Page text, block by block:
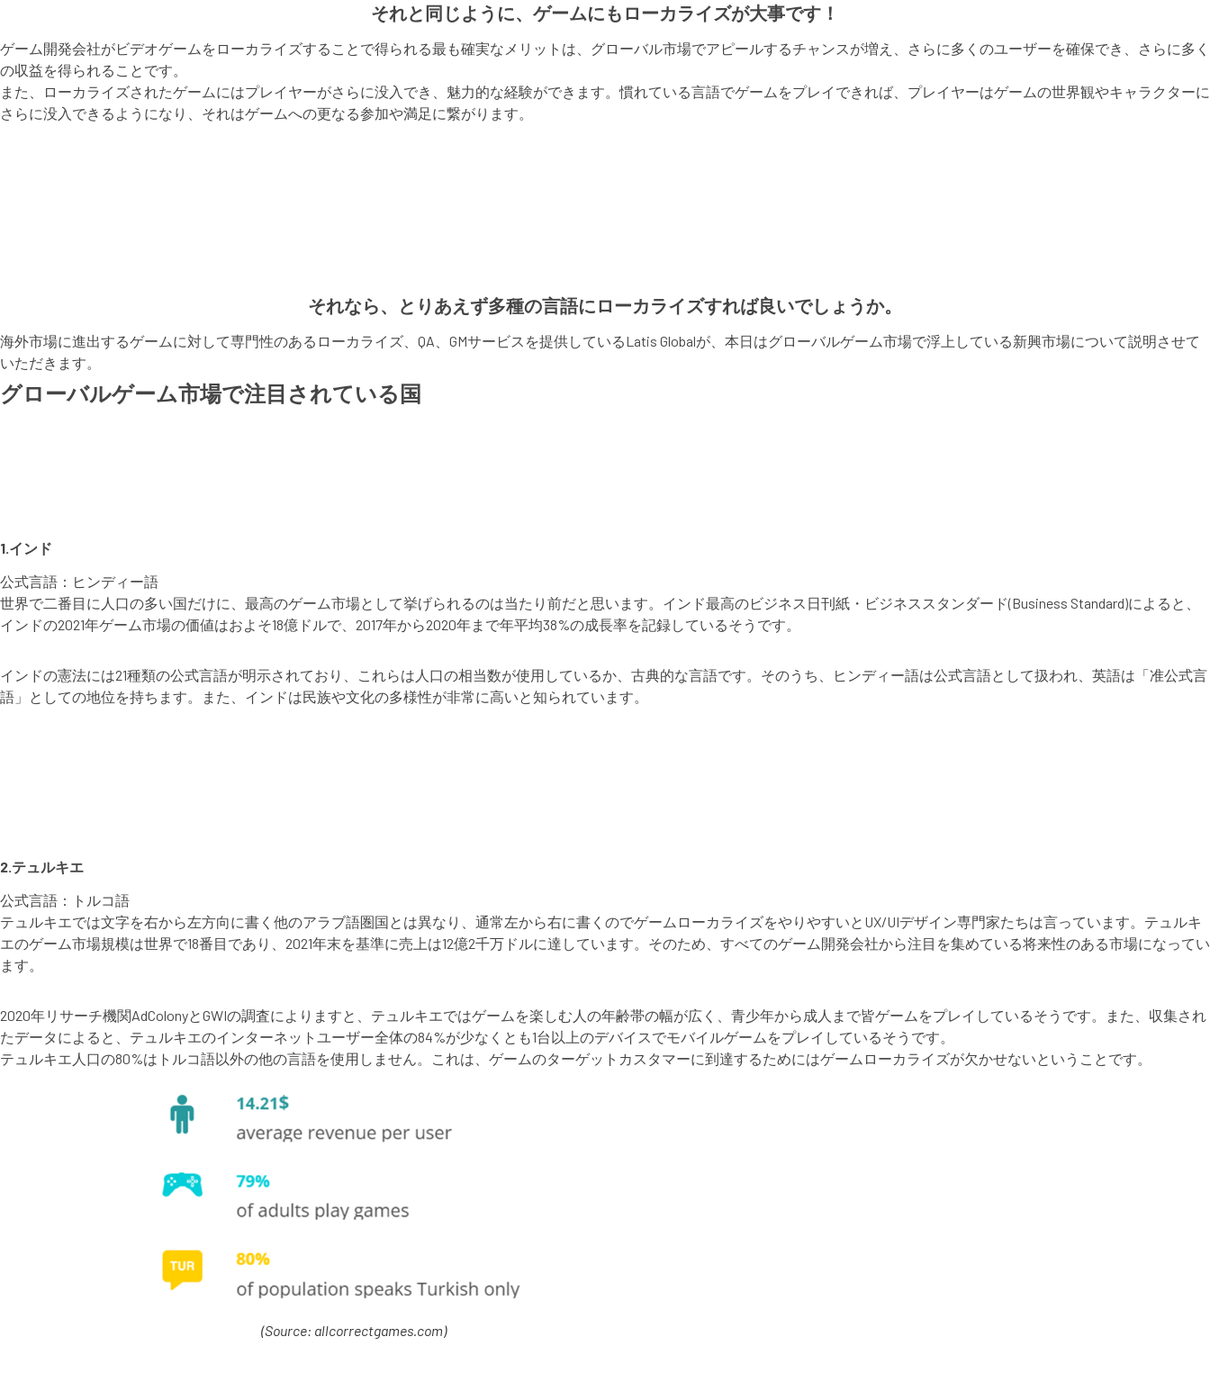
それと同じように、ゲームにもローカライズが大事です！
ゲーム開発会社がビデオゲームをローカライズすることで得られる最も確実なメリットは、グローバル市場でアピールするチャンスが増え、さらに多くのユーザーを確保でき、さらに多く
の収益を得られることです。
また、ローカライズされたゲームにはプレイヤーがさらに没入でき、魅力的な経験ができます。慣れている言語でゲームをプレイできれば、プレイヤーはゲームの世界観やキャラクターに
さらに没入できるようになり、それはゲームへの更なる参加や満足に繋がります。
それなら、とりあえず多種の言語にローカライズすれば良いでしょうか。
海外市場に進出するゲームに対して専門性のあるローカライズ、QA、GMサービスを提供しているLatis Globalが、本日はグローバルゲーム市場で浮上している新興市場について説明させて
いただきます。
グローバルゲーム市場で注目されている国
1.インド
公式言語：ヒンディー語
世界で二番目に人口の多い国だけに、最高のゲーム市場として挙げられるのは当たり前だと思います。インド最高のビジネス日刊紙・ビジネススタンダード(Business Standard)によると、
インドの2021年ゲーム市場の価値はおよそ18億ドルで、2017年から2020年まで年平均38%の成長率を記録しているそうです。
インドの憲法には21種類の公式言語が明示されており、これらは人口の相当数が使用しているか、古典的な言語です。そのうち、ヒンディー語は公式言語として扱われ、英語は「准公式言
語」としての地位を持ちます。また、インドは民族や文化の多様性が非常に高いと知られています。
2.テュルキエ
公式言語：トルコ語
テュルキエでは文字を右から左方向に書く他のアラブ語圏国とは異なり、通常左から右に書くのでゲームローカライズをやりやすいとUX/UIデザイン専門家たちは言っています。テュルキ
エのゲーム市場規模は世界で18番目であり、2021年末を基準に売上は12億2千万ドルに達しています。そのため、すべてのゲーム開発会社から注目を集めている将来性のある市場になってい
ます。
2020年リサーチ機関AdColonyとGWIの調査によりますと、テュルキエではゲームを楽しむ人の年齢帯の幅が広く、青少年から成人まで皆ゲームをプレイしているそうです。また、収集され
たデータによると、テュルキエのインターネットユーザー全体の84%が少なくとも1台以上のデバイスでモバイルゲームをプレイしているそうです。
テュルキエ人口の80%はトルコ語以外の他の言語を使用しません。これは、ゲームのターゲットカスタマーに到達するためにはゲームローカライズが欠かせないということです。
(Source: allcorrectgames.com)